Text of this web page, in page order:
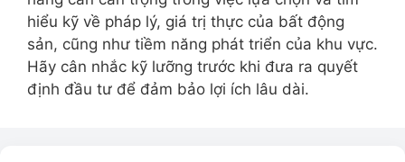
hiểu kỹ về pháp lý, giá trị thực của bất động
sản, cũng như tiềm năng phát triển của khu vực.
Hãy cân nhắc kỹ lưỡng trước khi đưa ra quyết
định đầu tư để đảm bảo lợi ích lâu dài.